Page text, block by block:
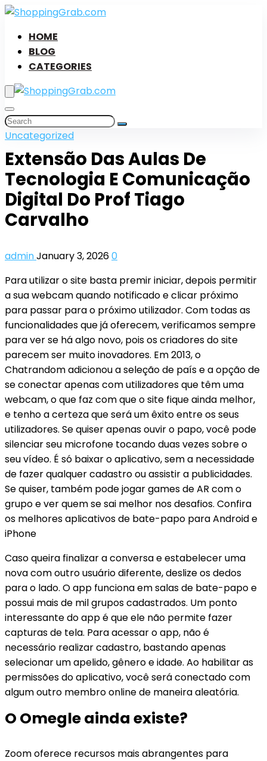
HOME
BLOG
CATEGORIES
Uncategorized
Extensão Das Aulas De
Tecnologia E Comunicação
Digital Do Prof Tiago
Carvalho
adminJanuary 3, 20260
Para utilizar o site basta premir iniciar, depois permitir
a sua webcam quando notificado e clicar próximo
para passar para o próximo utilizador. Com todas as
funcionalidades que já oferecem, verificamos sempre
para ver se há algo novo, pois os criadores do site
parecem ser muito inovadores. Em 2013, o
Chatrandom adicionou a seleção de país e a opção de
se conectar apenas com utilizadores que têm uma
webcam, o que faz com que o site fique ainda melhor,
e tenho a certeza que será um êxito entre os seus
utilizadores. Se quiser apenas ouvir o papo, você pode
silenciar seu microfone tocando duas vezes sobre o
seu vídeo. É só baixar o aplicativo, sem a necessidade
de fazer qualquer cadastro ou assistir a publicidades.
Se quiser, também pode jogar games de AR com o
grupo e ver quem se sai melhor nos desafios. Confira
os melhores aplicativos de bate-papo para Android e
iPhone
Caso queira finalizar a conversa e estabelecer uma
nova com outro usuário diferente, deslize os dedos
para o lado. O app funciona em salas de bate-papo e
possui mais de mil grupos cadastrados. Um ponto
interessante do app é que ele não permite fazer
capturas de tela. Para acessar o app, não é
necessário realizar cadastro, bastando apenas
selecionar um apelido, gênero e idade. Ao habilitar as
permissões do aplicativo, você será conectado com
algum outro membro online de maneira aleatória.
O Omegle ainda existe?
Zoom oferece recursos mais abrangentes para